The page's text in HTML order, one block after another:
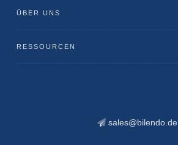
ÜBER UNS
RESSOURCEN
sales@bilendo.de